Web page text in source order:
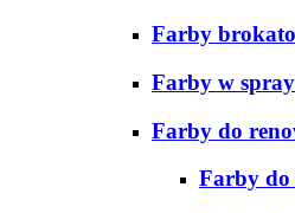
Farby
Farby w
Farby do
Farby do